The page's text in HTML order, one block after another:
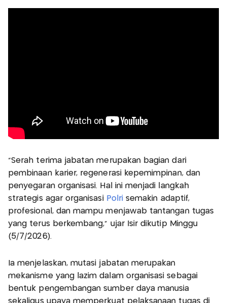
“Serah terima jabatan merupakan bagian dari
pembinaan karier, regenerasi kepemimpinan, dan
penyegaran organisasi. Hal ini menjadi langkah
strategis agar organisasiPolrisemakin adaptif,
profesional, dan mampu menjawab tantangan tugas
yang terus berkembang,” ujar Isir dikutip Minggu
(5/7/2026).
Ia menjelaskan, mutasi jabatan merupakan
mekanisme yang lazim dalam organisasi sebagai
bentuk pengembangan sumber daya manusia
sekaligus upaya memperkuat pelaksanaan tugas di